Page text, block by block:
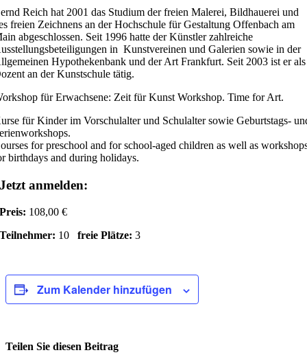
Reich hat 2001 das Studium der freien Malerei, Bildhauerei und
freien Zeichnens an der Hochschule für Gestaltung Offenbach am
abgeschlossen. Seit 1996 hatte der Künstler zahlreiche
in Kunstvereinen und Galerien sowie in der
Hypothekenbank und der Art Frankfurt. Seit 2003 ist er als
an der Kunstschule tätig.
für Erwachsene: Zeit für Kunst Workshop. Time for Art.
für Kinder im Vorschulalter und Schulalter sowie Geburtstags-
for preschool and for school-aged children as well as
birthdays and during holidays.
Jetzt anmelden:
Preis: 108,00 €
Teilnehmer: 10freie Plätze: 3
Zum Kalender hinzufügen
Teilen Sie diesen Beitrag